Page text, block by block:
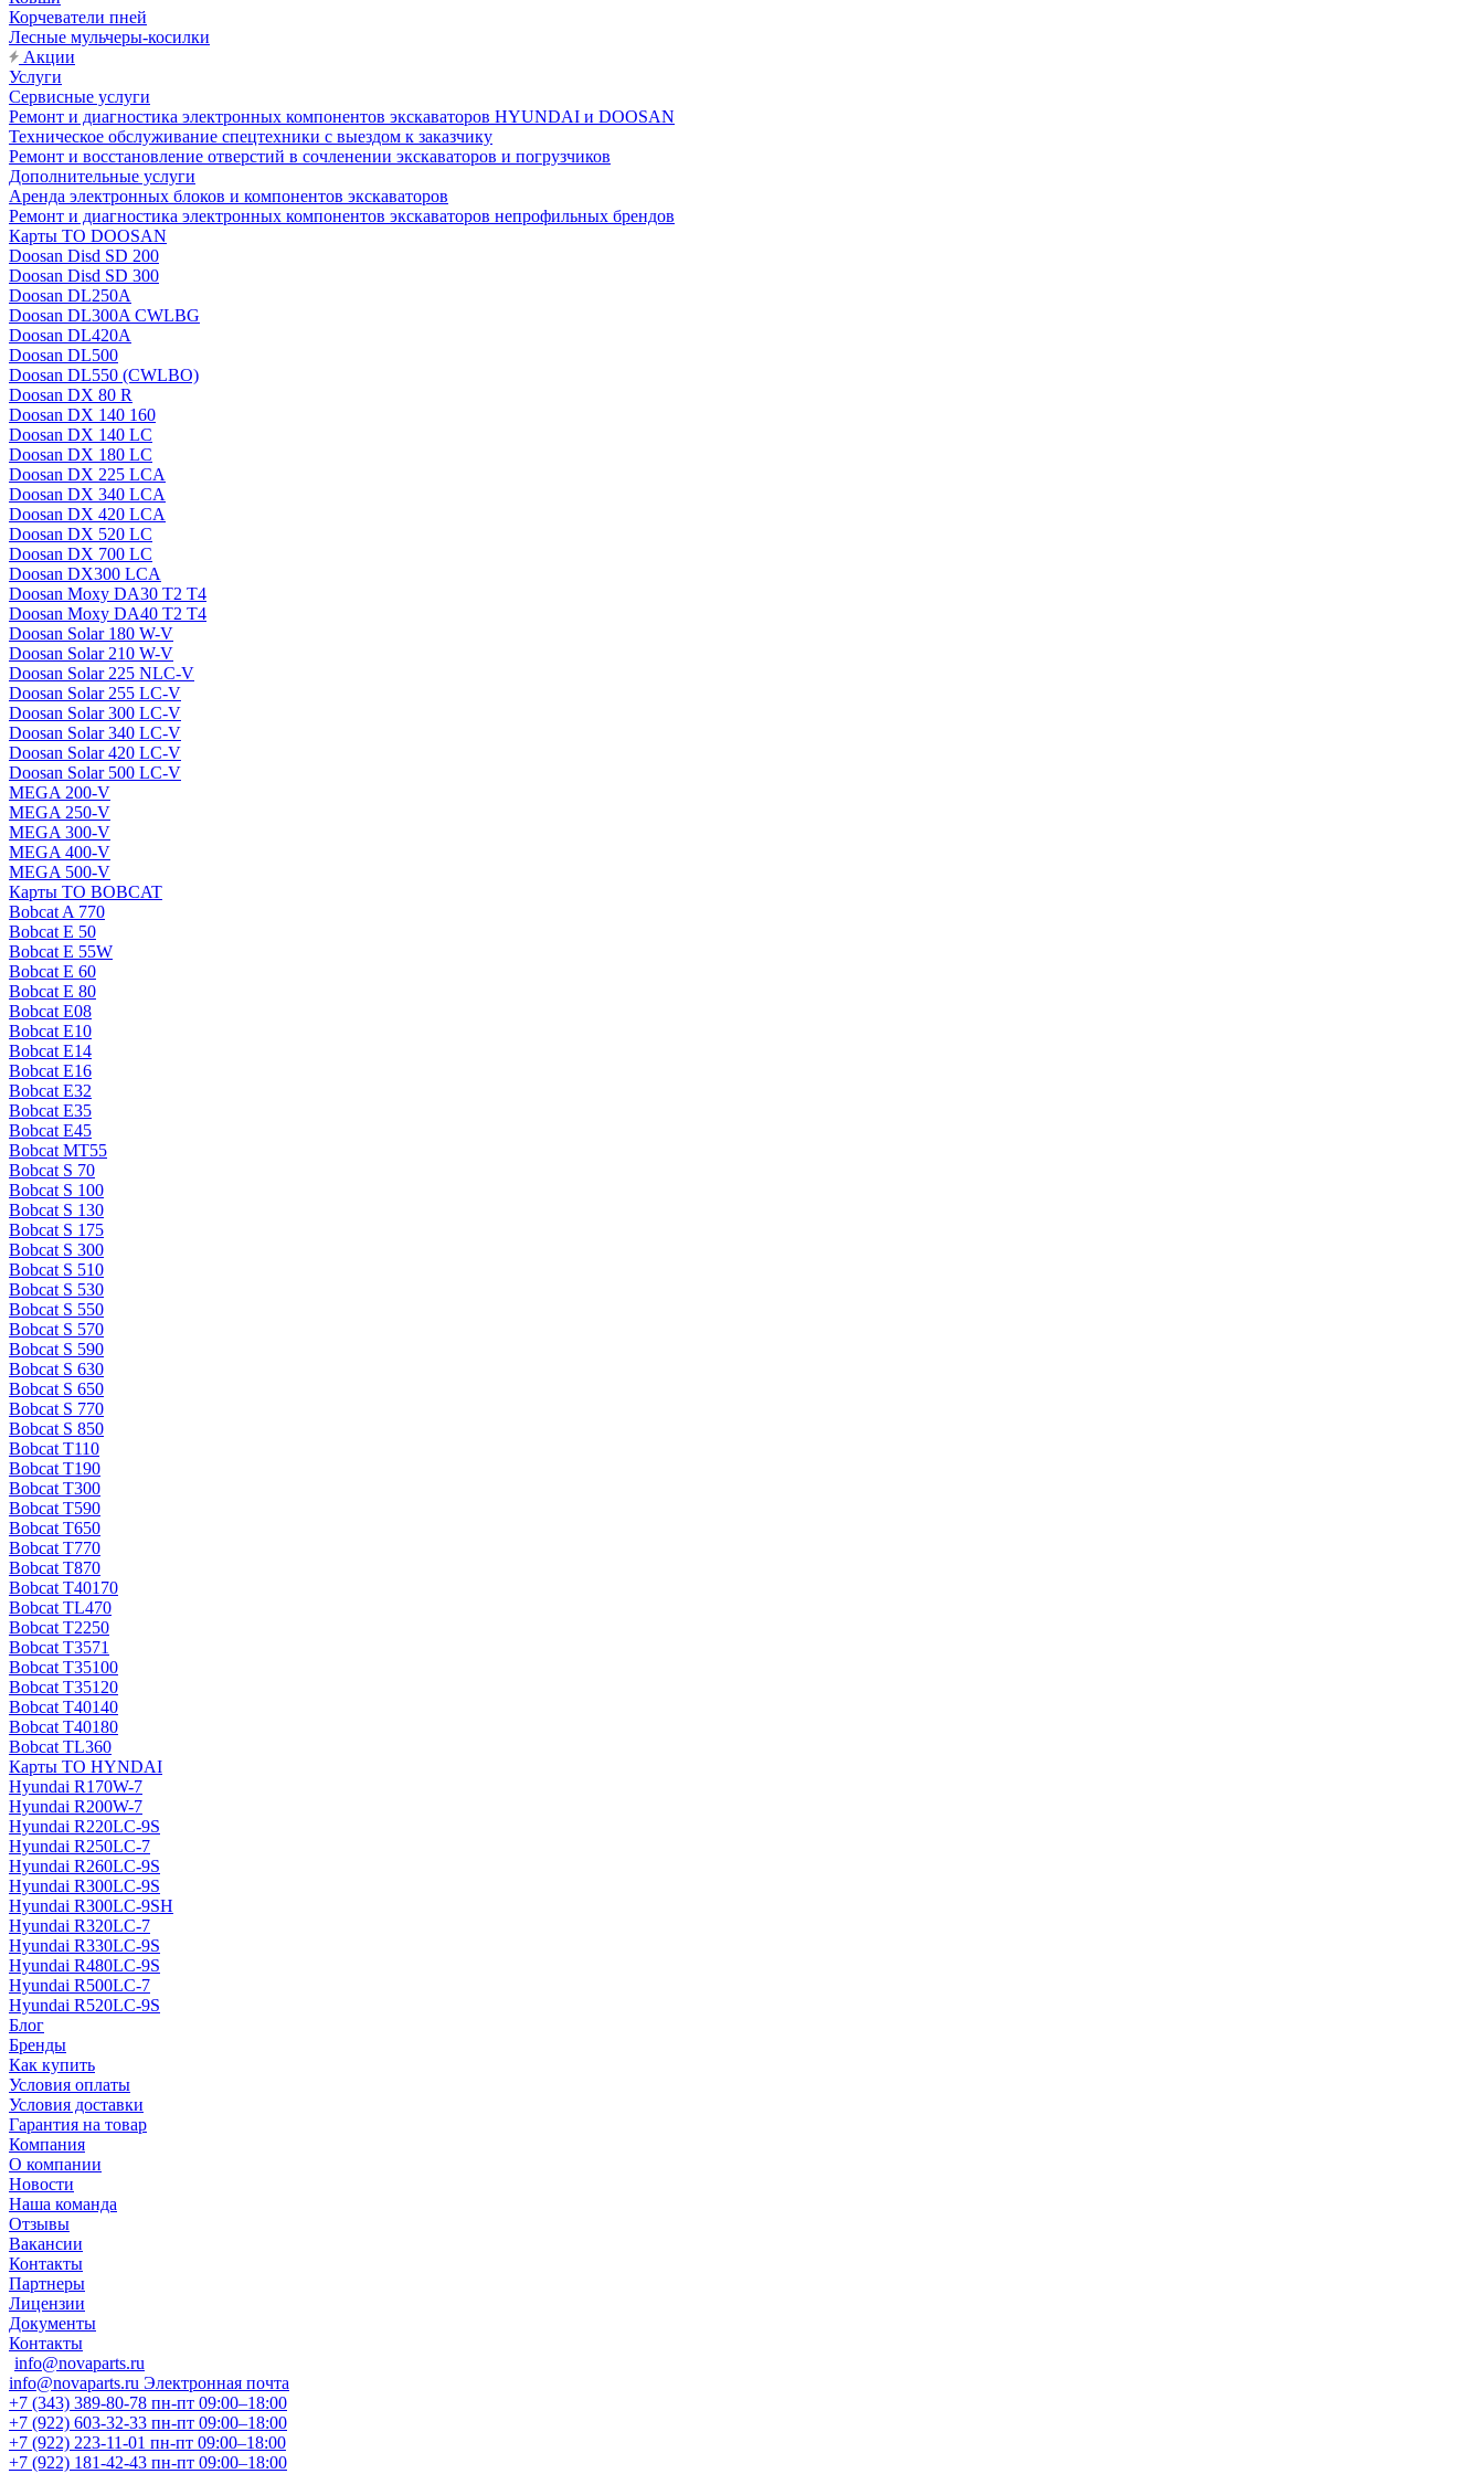
Корчеватели пней
Лесные мульчеры-косилки
Акции
Услуги
Сервисные услуги
Ремонт и диагностика электронных компонентов экскаваторов HYUNDAI и DOOSAN
Техническое обслуживание спецтехники с выездом к заказчику
Ремонт и восстановление отверстий в сочленении экскаваторов и погрузчиков
Дополнительные услуги
Аренда электронных блоков и компонентов экскаваторов
Ремонт и диагностика электронных компонентов экскаваторов непрофильных брендов
Карты ТО DOOSAN
Doosan Disd SD 200
Doosan Disd SD 300
Doosan DL250A
Doosan DL300A CWLBG
Doosan DL420A
Doosan DL500
Doosan DL550 (CWLBO)
Doosan DX 80 R
Doosan DX 140 160
Doosan DX 140 LC
Doosan DX 180 LC
Doosan DX 225 LCA
Doosan DX 340 LCA
Doosan DX 420 LCA
Doosan DX 520 LC
Doosan DX 700 LC
Doosan DX300 LCA
Doosan Moxy DA30 T2 T4
Doosan Moxy DA40 T2 T4
Doosan Solar 180 W-V
Doosan Solar 210 W-V
Doosan Solar 225 NLC-V
Doosan Solar 255 LC-V
Doosan Solar 300 LC-V
Doosan Solar 340 LC-V
Doosan Solar 420 LC-V
Doosan Solar 500 LC-V
MEGA 200-V
MEGA 250-V
MEGA 300-V
MEGA 400-V
MEGA 500-V
Карты ТО BOBCAT
Bobcat A 770
Bobcat E 50
Bobcat E 55W
Bobcat E 60
Bobcat E 80
Bobcat E08
Bobcat E10
Bobcat E14
Bobcat E16
Bobcat E32
Bobcat E35
Bobcat E45
Bobcat MT55
Bobcat S 70
Bobcat S 100
Bobcat S 130
Bobcat S 175
Bobcat S 300
Bobcat S 510
Bobcat S 530
Bobcat S 550
Bobcat S 570
Bobcat S 590
Bobcat S 630
Bobcat S 650
Bobcat S 770
Bobcat S 850
Bobcat T110
Bobcat T190
Bobcat T300
Bobcat T590
Bobcat T650
Bobcat T770
Bobcat T870
Bobcat T40170
Bobcat TL470
Bobcat Т2250
Bobcat Т3571
Bobcat Т35100
Bobcat Т35120
Bobcat Т40140
Bobcat Т40180
Bobcat ТL360
Карты ТО HYNDAI
Hyundai R170W-7
Hyundai R200W-7
Hyundai R220LC-9S
Hyundai R250LC-7
Hyundai R260LC-9S
Hyundai R300LC-9S
Hyundai R300LC-9SH
Hyundai R320LC-7
Hyundai R330LC-9S
Hyundai R480LC-9S
Hyundai R500LC-7
Hyundai R520LC-9S
Блог
Бренды
Как купить
Условия оплаты
Условия доставки
Гарантия на товар
Компания
О компании
Новости
Наша команда
Отзывы
Вакансии
Контакты
Партнеры
Лицензии
Документы
Контакты
info@novaparts.ru
info@novaparts.ru Электронная почта
+7 (343) 389-80-78 пн-пт 09:00–18:00
+7 (922) 603-32-33 пн-пт 09:00–18:00
+7 (922) 223-11-01 пн-пт 09:00–18:00
+7 (922) 181-42-43 пн-пт 09:00–18:00